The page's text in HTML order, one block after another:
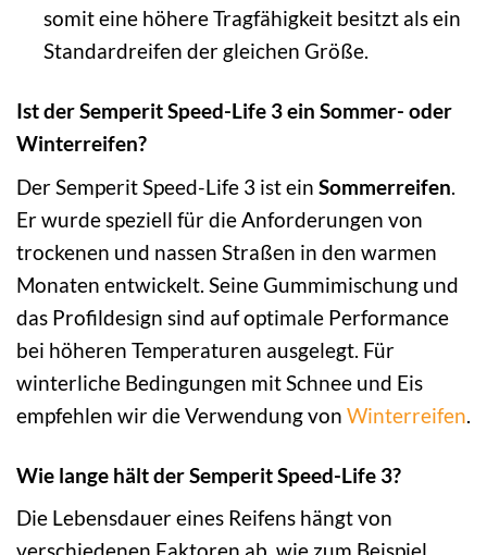
somit eine höhere Tragfähigkeit besitzt als ein
Standardreifen der gleichen Größe.
Ist der Semperit Speed-Life 3 ein Sommer- oder
Winterreifen?
Der Semperit Speed-Life 3 ist ein Sommerreifen.
Er wurde speziell für die Anforderungen von
trockenen und nassen Straßen in den warmen
Monaten entwickelt. Seine Gummimischung und
das Profildesign sind auf optimale Performance
bei höheren Temperaturen ausgelegt. Für
winterliche Bedingungen mit Schnee und Eis
empfehlen wir die Verwendung von Winterreifen.
Wie lange hält der Semperit Speed-Life 3?
Die Lebensdauer eines Reifens hängt von